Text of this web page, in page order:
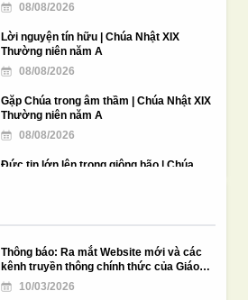
08/08/2026
Lời nguyện tín hữu | Chúa Nhật XIX
Thường niên năm A
08/08/2026
Gặp Chúa trong âm thầm | Chúa Nhật XIX
Thường niên năm A
08/08/2026
Đức tin lớn lên trong giông bão | Chúa
Lư hương và bộ tam sự trong phụng vụ
Công giáo Việt Nam
03/08/2026
Ý cầu nguyện của Đức Thánh Cha trong
Thông báo: Ra mắt Website mới và các
kênh truyền thông chính thức của Giáo
phận Cần Thơ
10/03/2026